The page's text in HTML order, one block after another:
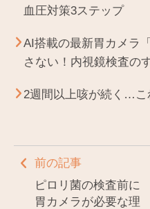
血圧対策3ステップ
AI搭載の最新胃カメラ
さない！内視鏡検査の
2週間以上咳が続く…こ
前の記事
ピロリ菌の検査前に
胃カメラが必要な理